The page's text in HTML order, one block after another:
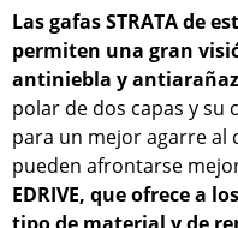
Las gafas STRATA de
permiten una gran
antiniebla y
polar de dos capas y su
para un mejor agarre al
pueden afrontarse
EDRIVE, que ofrece a